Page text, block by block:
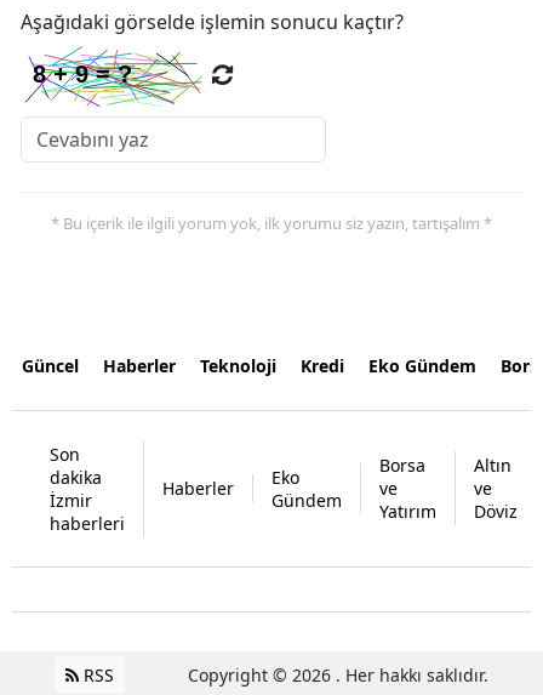
Aşağıdaki görselde işlemin sonucu kaçtır?
* Bu içerik ile ilgili yorum yok, ilk yorumu siz yazın, tartışalım *
Güncel Haberler Teknoloji Kredi Eko Gündem
Son
dakika
İzmir
haberleri
Haberler
Eko
Gündem
Borsa
ve
Yatırım
Altın
ve
Döviz
RSS Copyright © 2026 . Her hakkı saklıdır.